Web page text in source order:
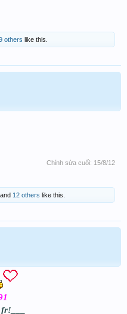
others like this.
Chỉnh sửa cuối: 15/8/12
and 12 others like this.